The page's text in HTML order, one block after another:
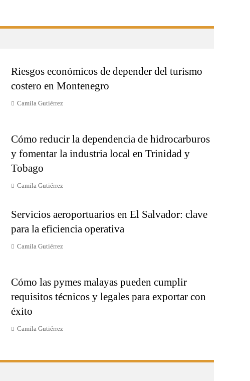
Riesgos económicos de depender del turismo
costero en Montenegro
Camila Gutiérrez
Cómo reducir la dependencia de hidrocarburos
y fomentar la industria local en Trinidad y
Tobago
Camila Gutiérrez
Servicios aeroportuarios en El Salvador: clave
para la eficiencia operativa
Camila Gutiérrez
Cómo las pymes malayas pueden cumplir
requisitos técnicos y legales para exportar con
éxito
Camila Gutiérrez